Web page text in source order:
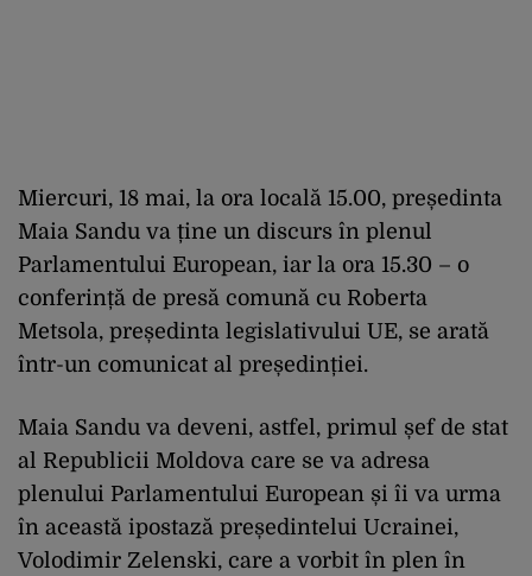
Miercuri, 18 mai, la ora locală 15.00, președinta
Maia Sandu va ține un discurs în plenul
Parlamentului European, iar la ora 15.30 – o
conferință de presă comună cu Roberta
Metsola, președinta legislativului UE, se arată
într-un comunicat al președinției.
Maia Sandu va deveni, astfel, primul șef de stat
al Republicii Moldova care se va adresa
plenului Parlamentului European și îi va urma
în această ipostază președintelui Ucrainei,
Volodimir Zelenski, care a vorbit în plen în